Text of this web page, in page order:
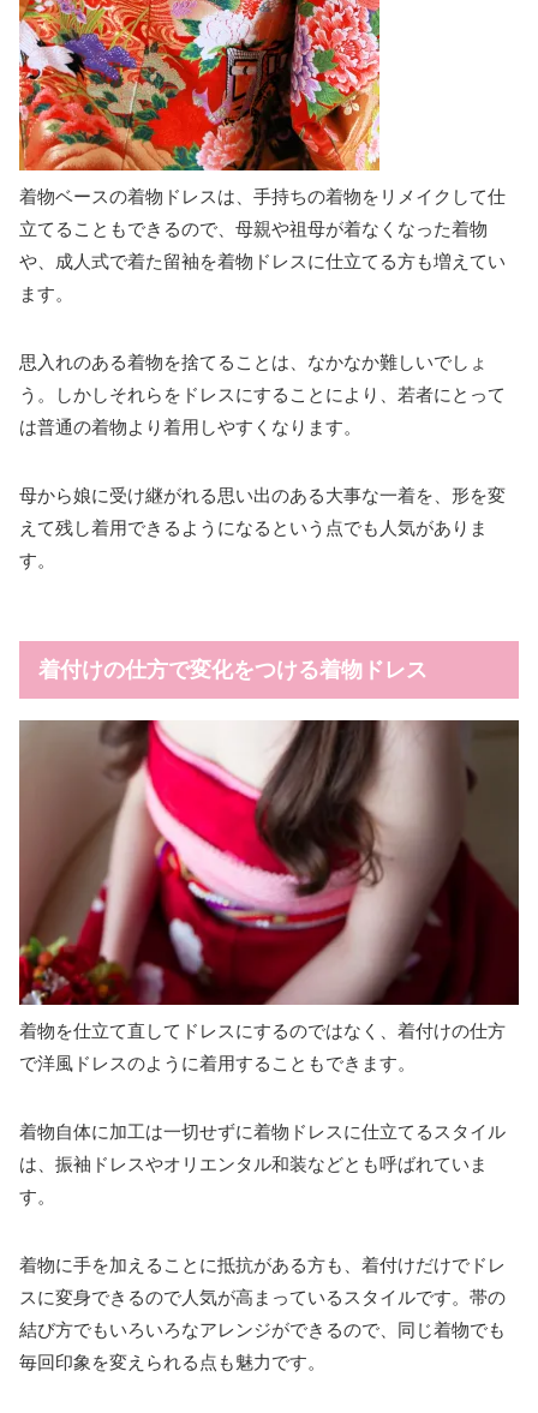
着物ベースの着物ドレスは、手持ちの着物をリメイクして仕
立てることもできるので、母親や祖母が着なくなった着物
や、成人式で着た留袖を着物ドレスに仕立てる方も増えてい
ます。
思入れのある着物を捨てることは、なかなか難しいでしょ
う。しかしそれらをドレスにすることにより、若者にとって
は普通の着物より着用しやすくなります。
母から娘に受け継がれる思い出のある大事な一着を、形を変
えて残し着用できるようになるという点でも人気がありま
す。
着付けの仕方で変化をつける着物ドレス
着物を仕立て直してドレスにするのではなく、着付けの仕方
で洋風ドレスのように着用することもできます。
着物自体に加工は一切せずに着物ドレスに仕立てるスタイル
は、振袖ドレスやオリエンタル和装などとも呼ばれていま
す。
着物に手を加えることに抵抗がある方も、着付けだけでドレ
スに変身できるので人気が高まっているスタイルです。帯の
結び方でもいろいろなアレンジができるので、同じ着物でも
毎回印象を変えられる点も魅力です。